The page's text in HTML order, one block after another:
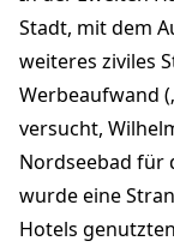
Stadt, mit dem
weiteres ziviles
Werbeaufwand
versucht,
Nordseebad für
wurde eine
Hotels